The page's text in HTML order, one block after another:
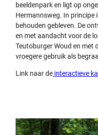
beeldenpark en ligt op
Hermannsweg. In principe
behouden gebleven. De
en met aandacht voor de
Teutoburger Woud en met
vroegere gebruik als
Link naar de interactieve